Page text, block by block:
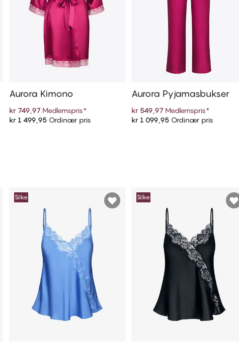
Legg i handlekurven
Aurora Kimono
kr 749,97 Medlemspris*
kr 1 499,95 Ordinær pris Legg i handlekurven
Aurora Pyjamasbukser
kr 549,97 Medlemspris*
kr 1 099,95Ordinær pris
Silke Silke